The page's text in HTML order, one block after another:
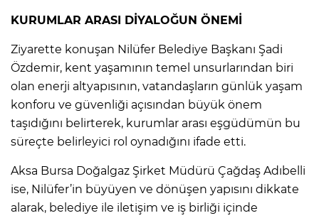
KURUMLAR ARASI DİYALOĞUN ÖNEMİ
Ziyarette konuşan Nilüfer Belediye Başkanı Şadi
Özdemir, kent yaşamının temel unsurlarından biri
olan enerji altyapısının, vatandaşların günlük yaşam
konforu ve güvenliği açısından büyük önem
taşıdığını belirterek, kurumlar arası eşgüdümün bu
süreçte belirleyici rol oynadığını ifade etti.
Aksa Bursa Doğalgaz Şirket Müdürü Çağdaş Adıbelli
ise, Nilüfer’in büyüyen ve dönüşen yapısını dikkate
alarak, belediye ile iletişim ve iş birliği içinde